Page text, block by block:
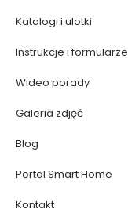
Katalogi i ulotki
Instrukcje i formularze
Wideo porady
Galeria zdjęć
Blog
Portal Smart Home
Kontakt